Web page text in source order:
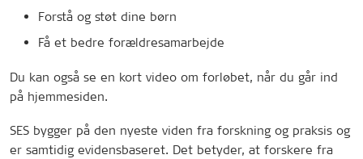
Forstå og støt dine børn
Få et bedre forældresamarbejde
Du kan også se en kort video om forløbet, når du går ind
på hjemmesiden.
SES bygger på den nyeste viden fra forskning og praksis og
er samtidig evidensbaseret. Det betyder, at forskere fra